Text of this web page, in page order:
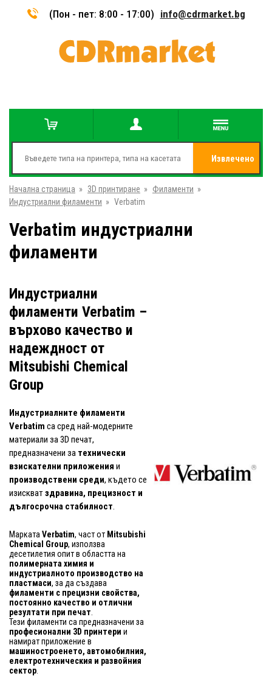
(Пон - пет: 8:00 - 17:00) info@cdrmarket.bg
Извлечено
Начална страница » 3D принтиране » Филаменти »
Индустриални филаменти » Verbatim
Verbatim индустриални
филаменти
Индустриални
филаменти Verbatim –
върхово качество и
надеждност от
Mitsubishi Chemical
Group
Индустриалните филаменти
Verbatim са сред най-модерните
материали за 3D печат,
предназначени за технически
взискателни приложения и
производствени среди, където се
изискватздравина, прецизност и
дългосрочна стабилност.
Марката Verbatim, част от Mitsubishi
Chemical Group, използва
десетилетия опит в областта на
полимерната химия и
индустриалното производство на
пластмаси, за да създава
филаменти с прецизни свойства,
постоянно качество и отлични
резултати при печат
Тези филаменти са предназначени за
професионални 3D принтери и
намират приложение в
машиностроенето, автомобилния,
електротехническия и развойния
сектор